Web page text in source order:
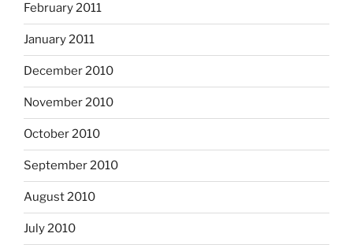
February 2011
January 2011
December 2010
November 2010
October 2010
September 2010
August 2010
July 2010